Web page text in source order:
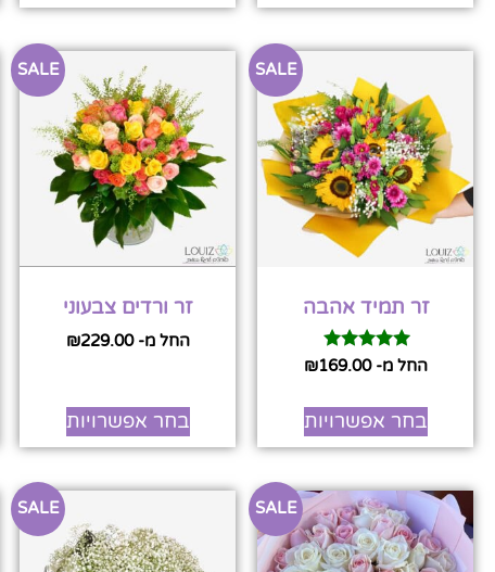
SALE
זר תמיד אהבה
דורגהחל מ- ₪169.00
בחר אפשרויות
SALE
זר ורדים צבעוני
החל מ- ₪229.00
בחר אפשרויות
SALE
SALE